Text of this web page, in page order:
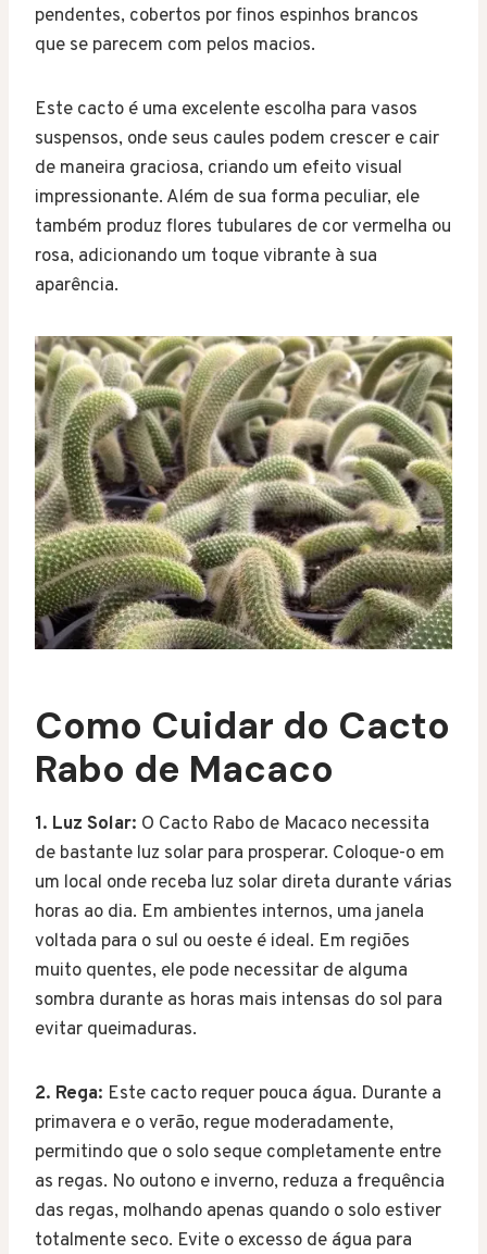
pendentes, cobertos por finos espinhos brancos
que se parecem com pelos macios.
Este cacto é uma excelente escolha para vasos
suspensos, onde seus caules podem crescer e cair
de maneira graciosa, criando um efeito visual
impressionante. Além de sua forma peculiar, ele
também produz flores tubulares de cor vermelha ou
rosa, adicionando um toque vibrante à sua
aparência.
Como Cuidar do Cacto
Rabo de Macaco
1. Luz Solar: O Cacto Rabo de Macaco necessita
de bastante luz solar para prosperar. Coloque-o em
um local onde receba luz solar direta durante várias
horas ao dia. Em ambientes internos, uma janela
voltada para o sul ou oeste é ideal. Em regiões
muito quentes, ele pode necessitar de alguma
sombra durante as horas mais intensas do sol para
evitar queimaduras.
2. Rega: Este cacto requer pouca água. Durante a
primavera e o verão, regue moderadamente,
permitindo que o solo seque completamente entre
as regas. No outono e inverno, reduza a frequência
das regas, molhando apenas quando o solo estiver
totalmente seco. Evite o excesso de água para